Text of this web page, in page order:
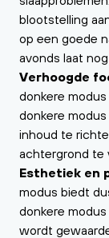
blootstelling
op een goede
avonds laat
Verhoogde
donkere
donkere
inhoud te
achtergrond te
Esthetiek en
modus biedt
donkere
wordt